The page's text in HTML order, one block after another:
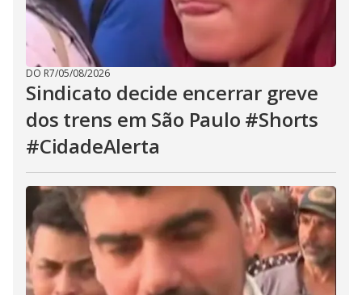
DO R7/05/08/2026
Sindicato decide encerrar greve
dos trens em São Paulo #Shorts
#CidadeAlerta